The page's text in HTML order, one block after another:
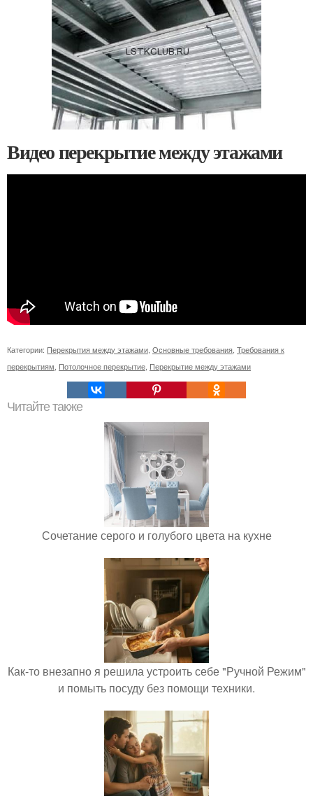
Видео перекрытие между этажами
Категории: Перекрытия между этажами Основные требования Требования к
перекрытиям Потолочное перекрытие Перекрытие между этажами
Читайте также
Сочетание серого и голубого цвета на кухне
Как-то внезапно я решила устроить себе "Ручной Режим"
и помыть посуду без помощи техники.